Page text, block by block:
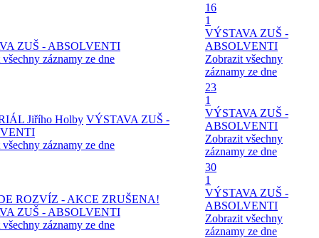
ZUŠ - ABSOLVENTI
záznamy ze dne
16
1
VÝSTAVA ZUŠ -
ABSOLVENTI
Zobrazit všechny
záznamy ze dne
Jiřího Holby VÝSTAVA ZUŠ -
záznamy ze dne
23
1
VÝSTAVA ZUŠ -
ABSOLVENTI
Zobrazit všechny
záznamy ze dne
ROZVÍZ - AKCE ZRUŠENA!
ZUŠ - ABSOLVENTI
záznamy ze dne
30
1
VÝSTAVA ZUŠ -
ABSOLVENTI
Zobrazit všechny
záznamy ze dne